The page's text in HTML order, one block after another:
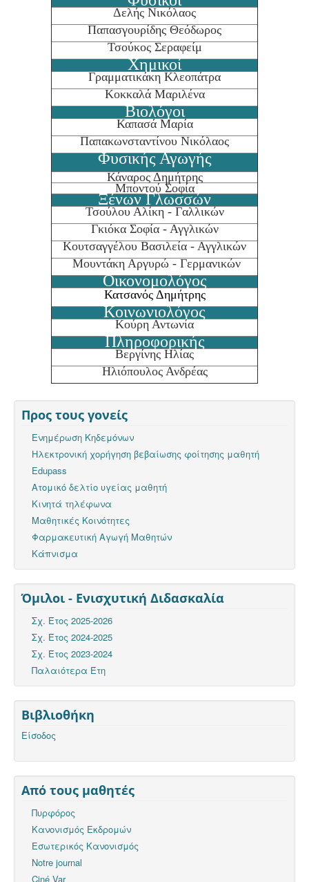
Δελής Νικόλαος
Παπασγουρίδης Θεόδωρος
Τσούκος Σεραφείμ
Χημικοί
Γραμματικάκη Κλεοπάτρα
Κοκκαλά Μαριλένα
Βιολόγοι
Καπασά Μαρία
Παπακωνσταντίνου Νικόλαος
Φυσικής Αγωγής
Κάναρος Δημήτρης
Μποντού Σοφία
Ξένων Γλωσσών
Τσούλου Αλίκη - Γαλλικών
Γκιόκα Σοφία - Αγγλικών
Κουτσαγγέλου Βασιλεία - Αγγλικών
Μουντάκη Αργυρώ - Γερμανικών
Οικονομολόγος
Κατσανός Δημήτρης
Κοινωνιολόγος
Κούρη Αντωνία
Πληροφορικής
Βεργίνης Ηλίας
Ηλιόπουλος Ανδρέας
Προς τους γονείς
Ενημέρωση Κηδεμόνων
Ηλεκτρονική χορήγηση βεβαίωσης φοίτησης μαθητή
Edupass
Ατομικό δελτίο υγείας μαθητή
Κινητά τηλέφωνα
Μαθητικές Κοινότητες
Φαρμακευτική Αγωγή Μαθητών
Κάπνισμα
Όμιλοι - Ενισχυτική Διδασκαλία
Σχ. Έτος 2025-2026
Σχ. Έτος 2024-2025
Σχ. Έτος 2023-2024
Παλαιότερα Έτη
Βιβλιοθήκη
Είσοδος
Από τους μαθητές
Πυρφόρος
Κανονισμός Εκδρομών
Εσωτερικός Κανονισμός
Notre journal
Ciné Var